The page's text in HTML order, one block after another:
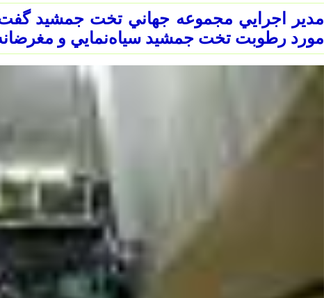
مدير اجرايي مجموعه جهاني تخت جمشيد
مورد رطوبت تخت جمشيد سياه‌نمايي و